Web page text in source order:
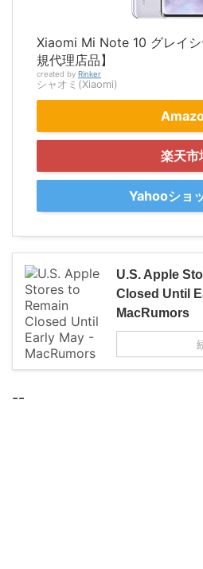
Xiaomi Mi Note 10 グレイ
規代理店品】
created by Rinker
シャオミ(Xiaomi)
楽天市
Yahooショ
U.S. Apple
Closed Until
MacRumors
--